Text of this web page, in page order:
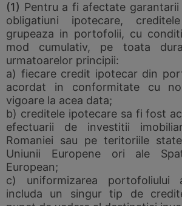
(1) Pentru a fi afectate garantarii
obligatiuni ipotecare,
grupeaza in portofolii, cu
mod cumulativ, pe toata
urmatoarelor principii:
a) fiecare credit ipotecar din
acordat in conformitate cu
vigoare la acea data;
b) creditele ipotecare sa fi fost
efectuarii de investitii
Romaniei sau pe teritoriile
Uniunii Europene ori ale
European;
c) uniformizarea
includa un singur tip de